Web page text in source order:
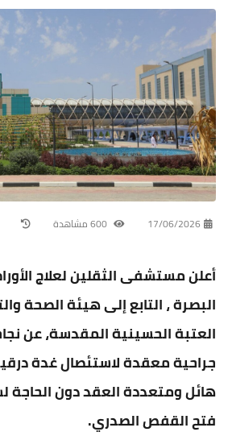
17/06/2026
أعلن مستشفى الثقلين لعلاج
البصرة ، التابع إلى هيئة الصحة
العتبة الحسينية المقدسة، عن
جراحية معقدة لاستئصال غدة
هائل ومتعددة العقد دون
فتح القفص الصدري.